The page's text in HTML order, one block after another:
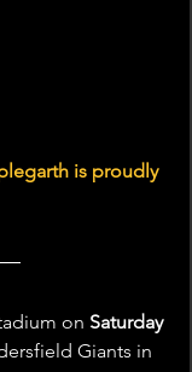
is proudly
on Saturday
Giants in